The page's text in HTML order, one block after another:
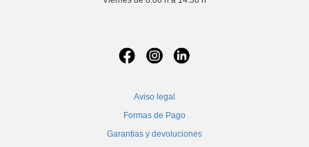
Aviso legal
Formas de Pago
Garantias y devoluciones